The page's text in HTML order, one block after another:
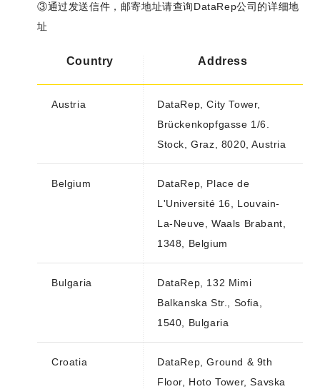
③通过发送信件，邮寄地址请查询DataRep公司的详细地
址
Country Address
Austria
DataRep, City Tower,
Brückenkopfgasse 1/6.
Stock, Graz, 8020, Austria
Belgium
DataRep, Place de
L'Université 16, Louvain-
La-Neuve, Waals Brabant,
1348, Belgium
Bulgaria
DataRep, 132 Mimi
Balkanska Str., Sofia,
1540, Bulgaria
Croatia
DataRep, Ground & 9th
Floor, Hoto Tower, Savska